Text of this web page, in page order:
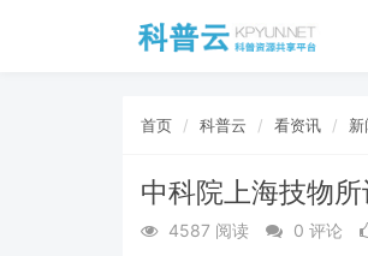
首页 科普云 看资讯
中科院上海技物
4587 阅读 0 评论